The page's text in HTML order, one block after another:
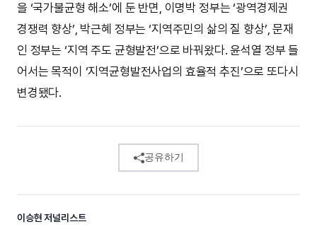
을 ‘국가불균형 해소’에 둔 반면, 이명박 정부는 ‘광역경제권
경쟁력 향상’, 박근혜 정부는 ‘지역주민의 삶의 질 향상’, 문재
인 정부는 ‘지역 주도 균형발전’으로 바꿔왔다. 윤석열 정부 들
어서는 목적이 ‘지역균형발전사업의 효율적 추진’으로 또다시
변경됐다.
공유하기
이승현 저널리스트